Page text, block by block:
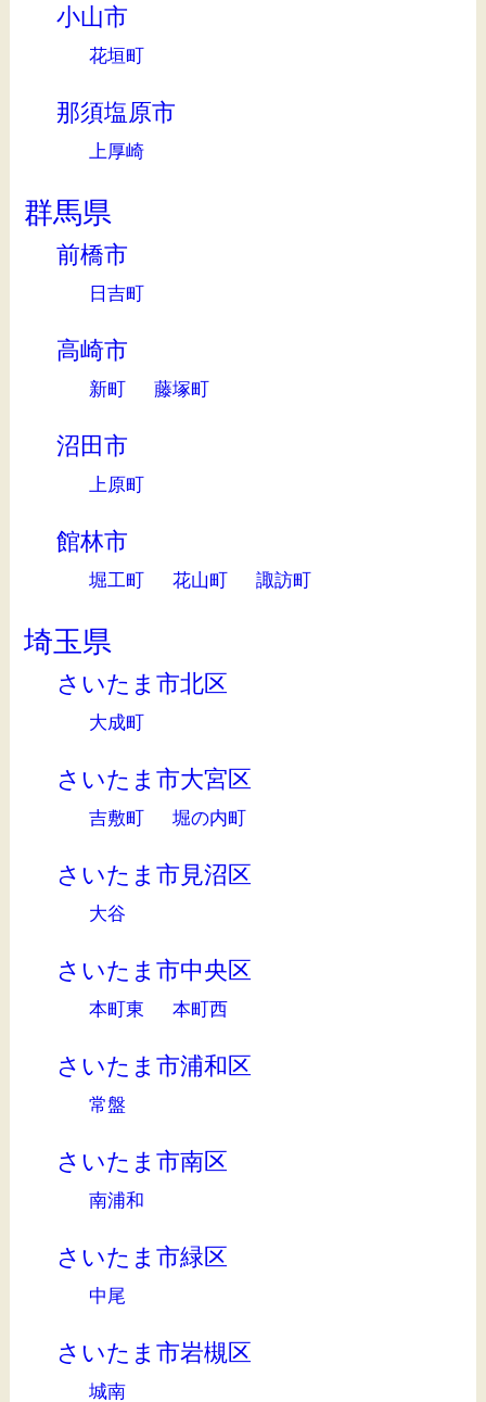
小山市
花垣町
那須塩原市
上厚崎
群馬県
前橋市
日吉町
高崎市
新町 藤塚町
沼田市
上原町
館林市
堀工町 花山町 諏訪町
埼玉県
さいたま市北区
大成町
さいたま市大宮区
吉敷町 堀の内町
さいたま市見沼区
大谷
さいたま市中央区
本町東 本町西
さいたま市浦和区
常盤
さいたま市南区
南浦和
さいたま市緑区
中尾
さいたま市岩槻区
城南